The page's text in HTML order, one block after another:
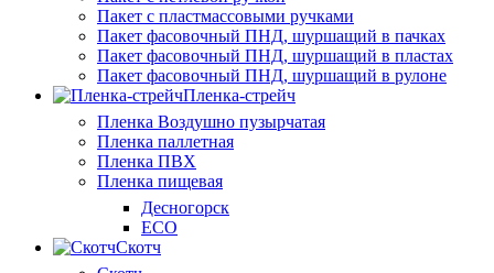
Пакет с пластмассовыми ручками
Пакет фасовочный ПНД, шуршащий в пачках
Пакет фасовочный ПНД, шуршащий в пластах
Пакет фасовочный ПНД, шуршащий в рулоне
Пленка-стрейч
Пленка Воздушно пузырчатая
Пленка паллетная
Пленка ПВХ
Пленка пищевая
Десногорск
ECO
Скотч